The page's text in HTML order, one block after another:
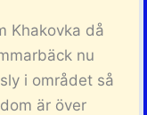
Khakovka då
nu
i området så
är över